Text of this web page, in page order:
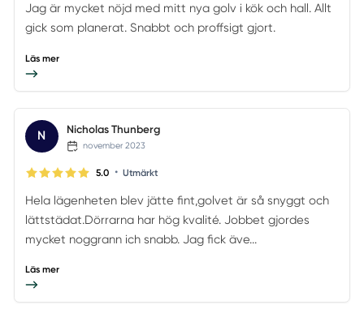
Jag är mycket nöjd med mitt nya golv i kök och hall. Allt
gick som planerat. Snabbt och proffsigt gjort.
Läs mer
N Nicholas Thunberg
november 2023
5.0 • Utmärkt
Hela lägenheten blev jätte fint,golvet är så snyggt och
lättstädat.Dörrarna har hög kvalité. Jobbet gjordes
mycket noggrann ich snabb. Jag fick äve...
Läs mer